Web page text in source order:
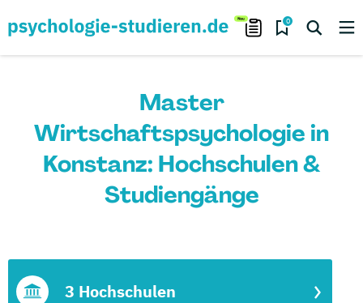
0
Master
Wirtschaftspsychologie in
Konstanz: Hochschulen &
Studiengänge
3 Hochschulen